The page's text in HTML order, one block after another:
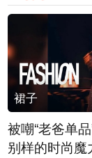
裙子
被嘲“老爸单
别样的时尚魔